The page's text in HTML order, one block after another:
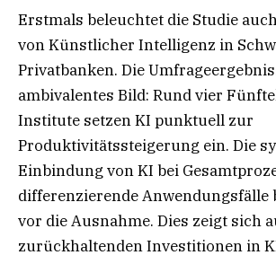
Erstmals beleuchtet die Studie
von Künstlicher Intelligenz in
Privatbanken. Die
ambivalentes Bild: Rund vier
Institute setzen KI punktuell zur
Produktivitätssteigerung ein. Die
Einbindung von KI bei
differenzierende Anwendungsfälle
vor die Ausnahme. Dies zeigt sich
zurückhaltenden Investitionen in